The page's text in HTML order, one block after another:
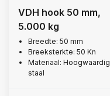
VDH hook 50 mm,
5.000 kg
Breedte: 50 mm
Breeksterkte: 50 Kn
Materiaal: Hoogwaardig
staal